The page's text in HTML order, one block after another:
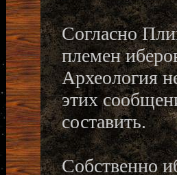
Согласно
племен
Археология
этих
составить.
Собственно